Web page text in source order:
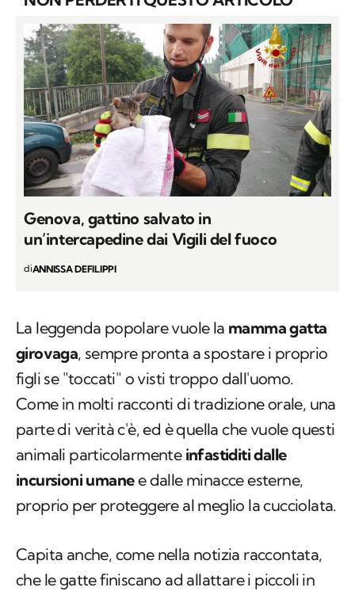
Genova, gattino salvato in
un’intercapedine dai Vigili del fuoco
diANNISSA DEFILIPPI
La leggenda popolare vuole la mamma gatta
girovaga, sempre pronta a spostare i proprio
figli se "toccati" o visti troppo dall'uomo.
Come in molti racconti di tradizione orale, una
parte di verità c'è, ed è quella che vuole questi
animali particolarmente infastiditi dalle
incursioni umanee dalle minacce esterne,
proprio per proteggere al meglio la cucciolata.
Capita anche, come nella notizia raccontata,
che le gatte finiscano ad allattare i piccoli in